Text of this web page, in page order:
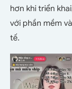
hơn khi triển
với phần mềm
tế.